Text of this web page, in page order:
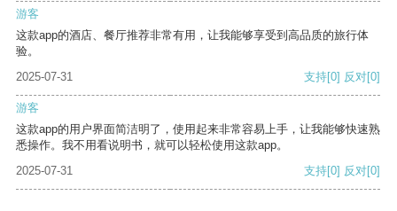
游客
这款app的酒店、餐厅推荐非常有用，让我能够享受到高品质的旅行体
验。
2025-07-31
支持[0] 反对[0]
游客
这款app的用户界面简洁明了，使用起来非常容易上手，让我能够快速熟
悉操作。我不用看说明书，就可以轻松使用这款app。
2025-07-31
支持[0] 反对[0]